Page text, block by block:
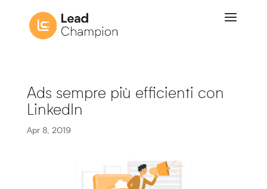
Ads sempre più efficienti con
LinkedIn
Apr 8, 2019